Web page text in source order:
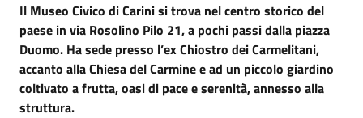
Il Museo Civico di Carini si trova nel centro storico del
paese in via Rosolino Pilo 21, a pochi passi dalla piazza
Duomo. Ha sede presso l’ex Chiostro dei Carmelitani,
accanto alla Chiesa del Carmine e ad un piccolo giardino
coltivato a frutta, oasi di pace e serenità, annesso alla
struttura.